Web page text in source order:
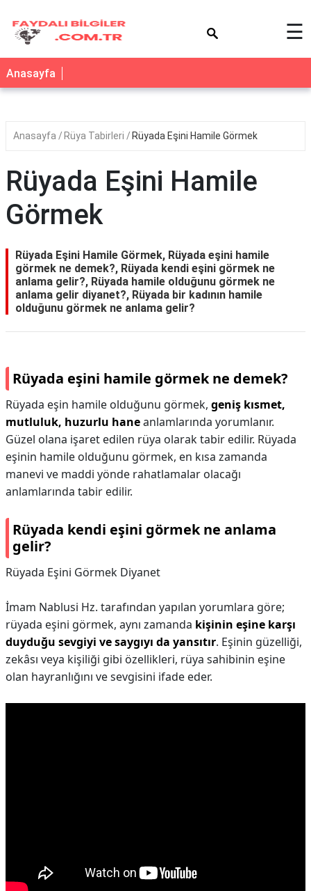
☰
Anasayfa
Anasayfa Rüya Tabirleri Rüyada Eşini Hamile Görmek
Rüyada Eşini Hamile
Görmek
Rüyada Eşini Hamile Görmek, Rüyada eşini hamile
görmek ne demek?, Rüyada kendi eşini görmek ne
anlama gelir?, Rüyada hamile olduğunu görmek ne
anlama gelir diyanet?, Rüyada bir kadının hamile
olduğunu görmek ne anlama gelir?
Rüyada eşini hamile görmek ne demek?
Rüyada eşin hamile olduğunu görmek, geniş kısmet,
mutluluk, huzurlu haneanlamlarında yorumlanır.
Güzel olana işaret edilen rüya olarak tabir edilir. Rüyada
eşinin hamile olduğunu görmek, en kısa zamanda
manevi ve maddi yönde rahatlamalar olacağı
anlamlarında tabir edilir.
Rüyada kendi eşini görmek ne anlama
gelir?
Rüyada Eşini Görmek Diyanet
İmam Nablusi Hz. tarafından yapılan yorumlara göre;
rüyada eşini görmek, aynı zamanda kişinin eşine karşı
duyduğu sevgiyi ve saygıyı da yansıtır. Eşinin güzelliği,
zekâsı veya kişiliği gibi özellikleri, rüya sahibinin eşine
olan hayranlığını ve sevgisini ifade eder.